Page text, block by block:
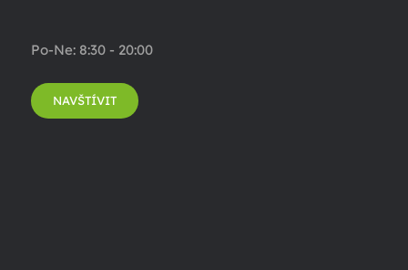
Po-Ne: 8:30 - 20:00
NAVŠTÍVIT